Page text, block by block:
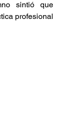
sintió que